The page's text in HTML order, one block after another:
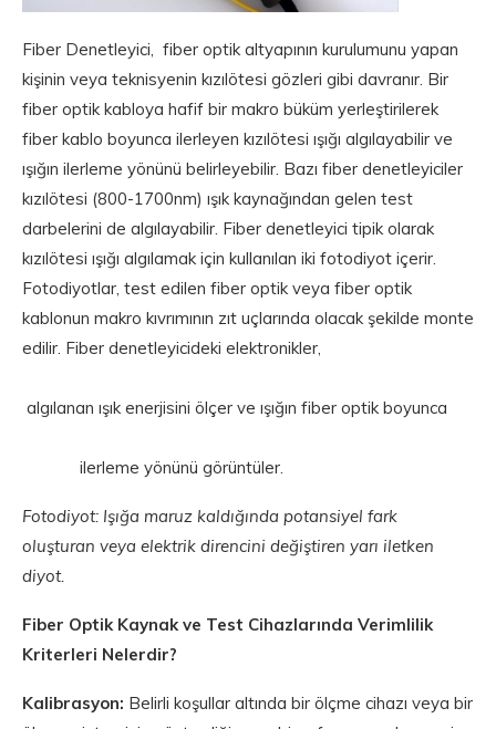
Fiber Denetleyici, fiber optik altyapının kurulumunu yapan
kişinin veya teknisyenin kızılötesi gözleri gibi davranır. Bir
fiber optik kabloya hafif bir makro büküm yerleştirilerek
fiber kablo boyunca ilerleyen kızılötesi ışığı algılayabilir ve
ışığın ilerleme yönünü belirleyebilir. Bazı fiber denetleyiciler
kızılötesi (800-1700nm) ışık kaynağından gelen test
darbelerini de algılayabilir. Fiber denetleyici tipik olarak
kızılötesi ışığı algılamak için kullanılan iki fotodiyot içerir.
Fotodiyotlar, test edilen fiber optik veya fiber optik
kablonun makro kıvrımının zıt uçlarında olacak şekilde monte
edilir. Fiber denetleyicideki elektronikler,
algılanan ışık enerjisini ölçer ve ışığın fiber optik boyunca
ilerleme yönünü görüntüler.
Fotodiyot: Işığa maruz kaldığında potansiyel fark
oluşturan veya elektrik direncini değiştiren yarı iletken
diyot.
Fiber Optik Kaynak ve Test Cihazlarında Verimlilik
Kriterleri Nelerdir?
Kalibrasyon: Belirli koşullar altında bir ölçme cihazı veya bir